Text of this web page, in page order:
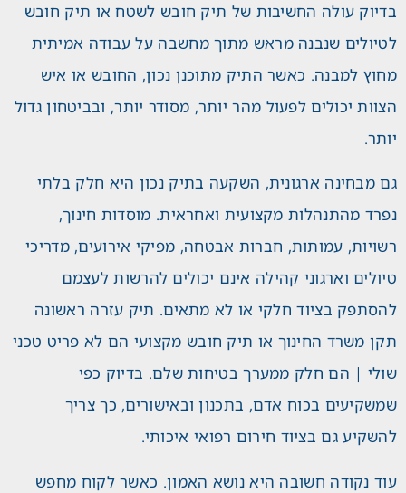
בדיוק עולה החשיבות של תיק חובש לשטח או תיק חובש
לטיולים שנבנה מראש מתוך מחשבה על עבודה אמיתית
מחוץ למבנה. כאשר התיק מתוכנן נכון, החובש או איש
הצוות יכולים לפעול מהר יותר, מסודר יותר, ובביטחון גדול
יותר.
גם מבחינה ארגונית, השקעה בתיק נכון היא חלק בלתי
נפרד מהתנהלות מקצועית ואחראית. מוסדות חינוך,
רשויות, עמותות, חברות אבטחה, מפיקי אירועים, מדריכי
טיולים וארגוני קהילה אינם יכולים להרשות לעצמם
להסתפק בציוד חלקי או לא מתאים. תיק עזרה ראשונה
תקן משרד החינוך או תיק חובש מקצועי הם לא פריט טכני
שולי | הם חלק ממערך בטיחות שלם. בדיוק כפי
שמשקיעים בכוח אדם, בתכנון ובאישורים, כך צריך
להשקיע גם בציוד חירום רפואי איכותי.
עוד נקודה חשובה היא נושא האמון. כאשר לקוח מחפש